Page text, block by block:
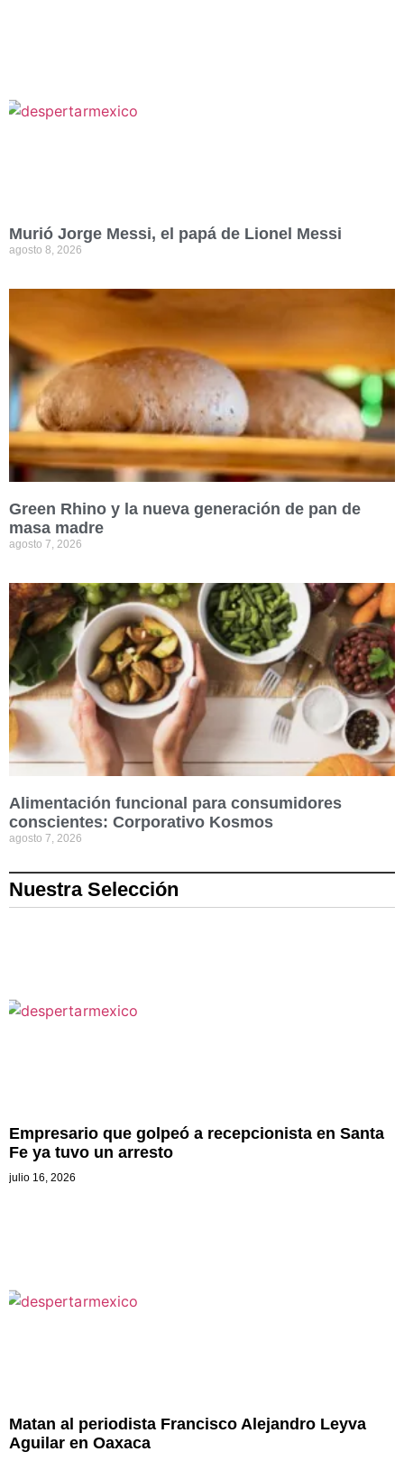
Murió Jorge Messi, el papá de Lionel Messi
agosto 8, 2026
Green Rhino y la nueva generación de pan de
masa madre
agosto 7, 2026
Alimentación funcional para consumidores
conscientes: Corporativo Kosmos
agosto 7, 2026
Nuestra Selección
Empresario que golpeó a recepcionista en Santa
Fe ya tuvo un arresto
julio 16, 2026
Matan al periodista Francisco Alejandro Leyva
Aguilar en Oaxaca